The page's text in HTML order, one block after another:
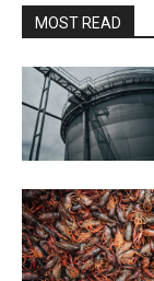
MOST READ